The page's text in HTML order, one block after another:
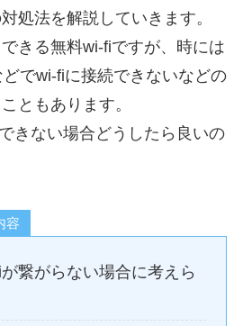
処法を解説していきます。
きる無料wi-fiですが、時には
でwi-fiに接続できないなどの
ともあります。
きない場合どうしたら良いの
容
繋がらない場合に考えら